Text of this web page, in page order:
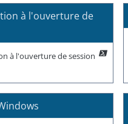
à l'ouverture de
à l'ouverture de session